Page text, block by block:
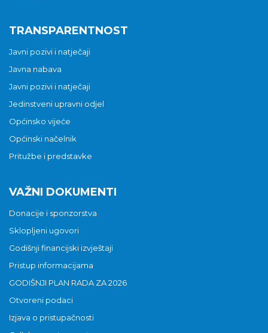
TRANSPARENTNOST
Javni pozivi i natječaji
Javna nabava
Javni pozivi i natječaji
Jedinstveni upravni odjel
Općinsko vijeće
Općinski načelnik
Pritužbe i predstavke
VAŽNI DOKUMENTI
Donacije i sponzorstva
Sklopljeni ugovori
Godišnji financijski izvještaji
Pristup informacijama
GODIŠNJI PLAN RADA ZA 2026
Otvoreni podaci
Izjava o pristupačnosti